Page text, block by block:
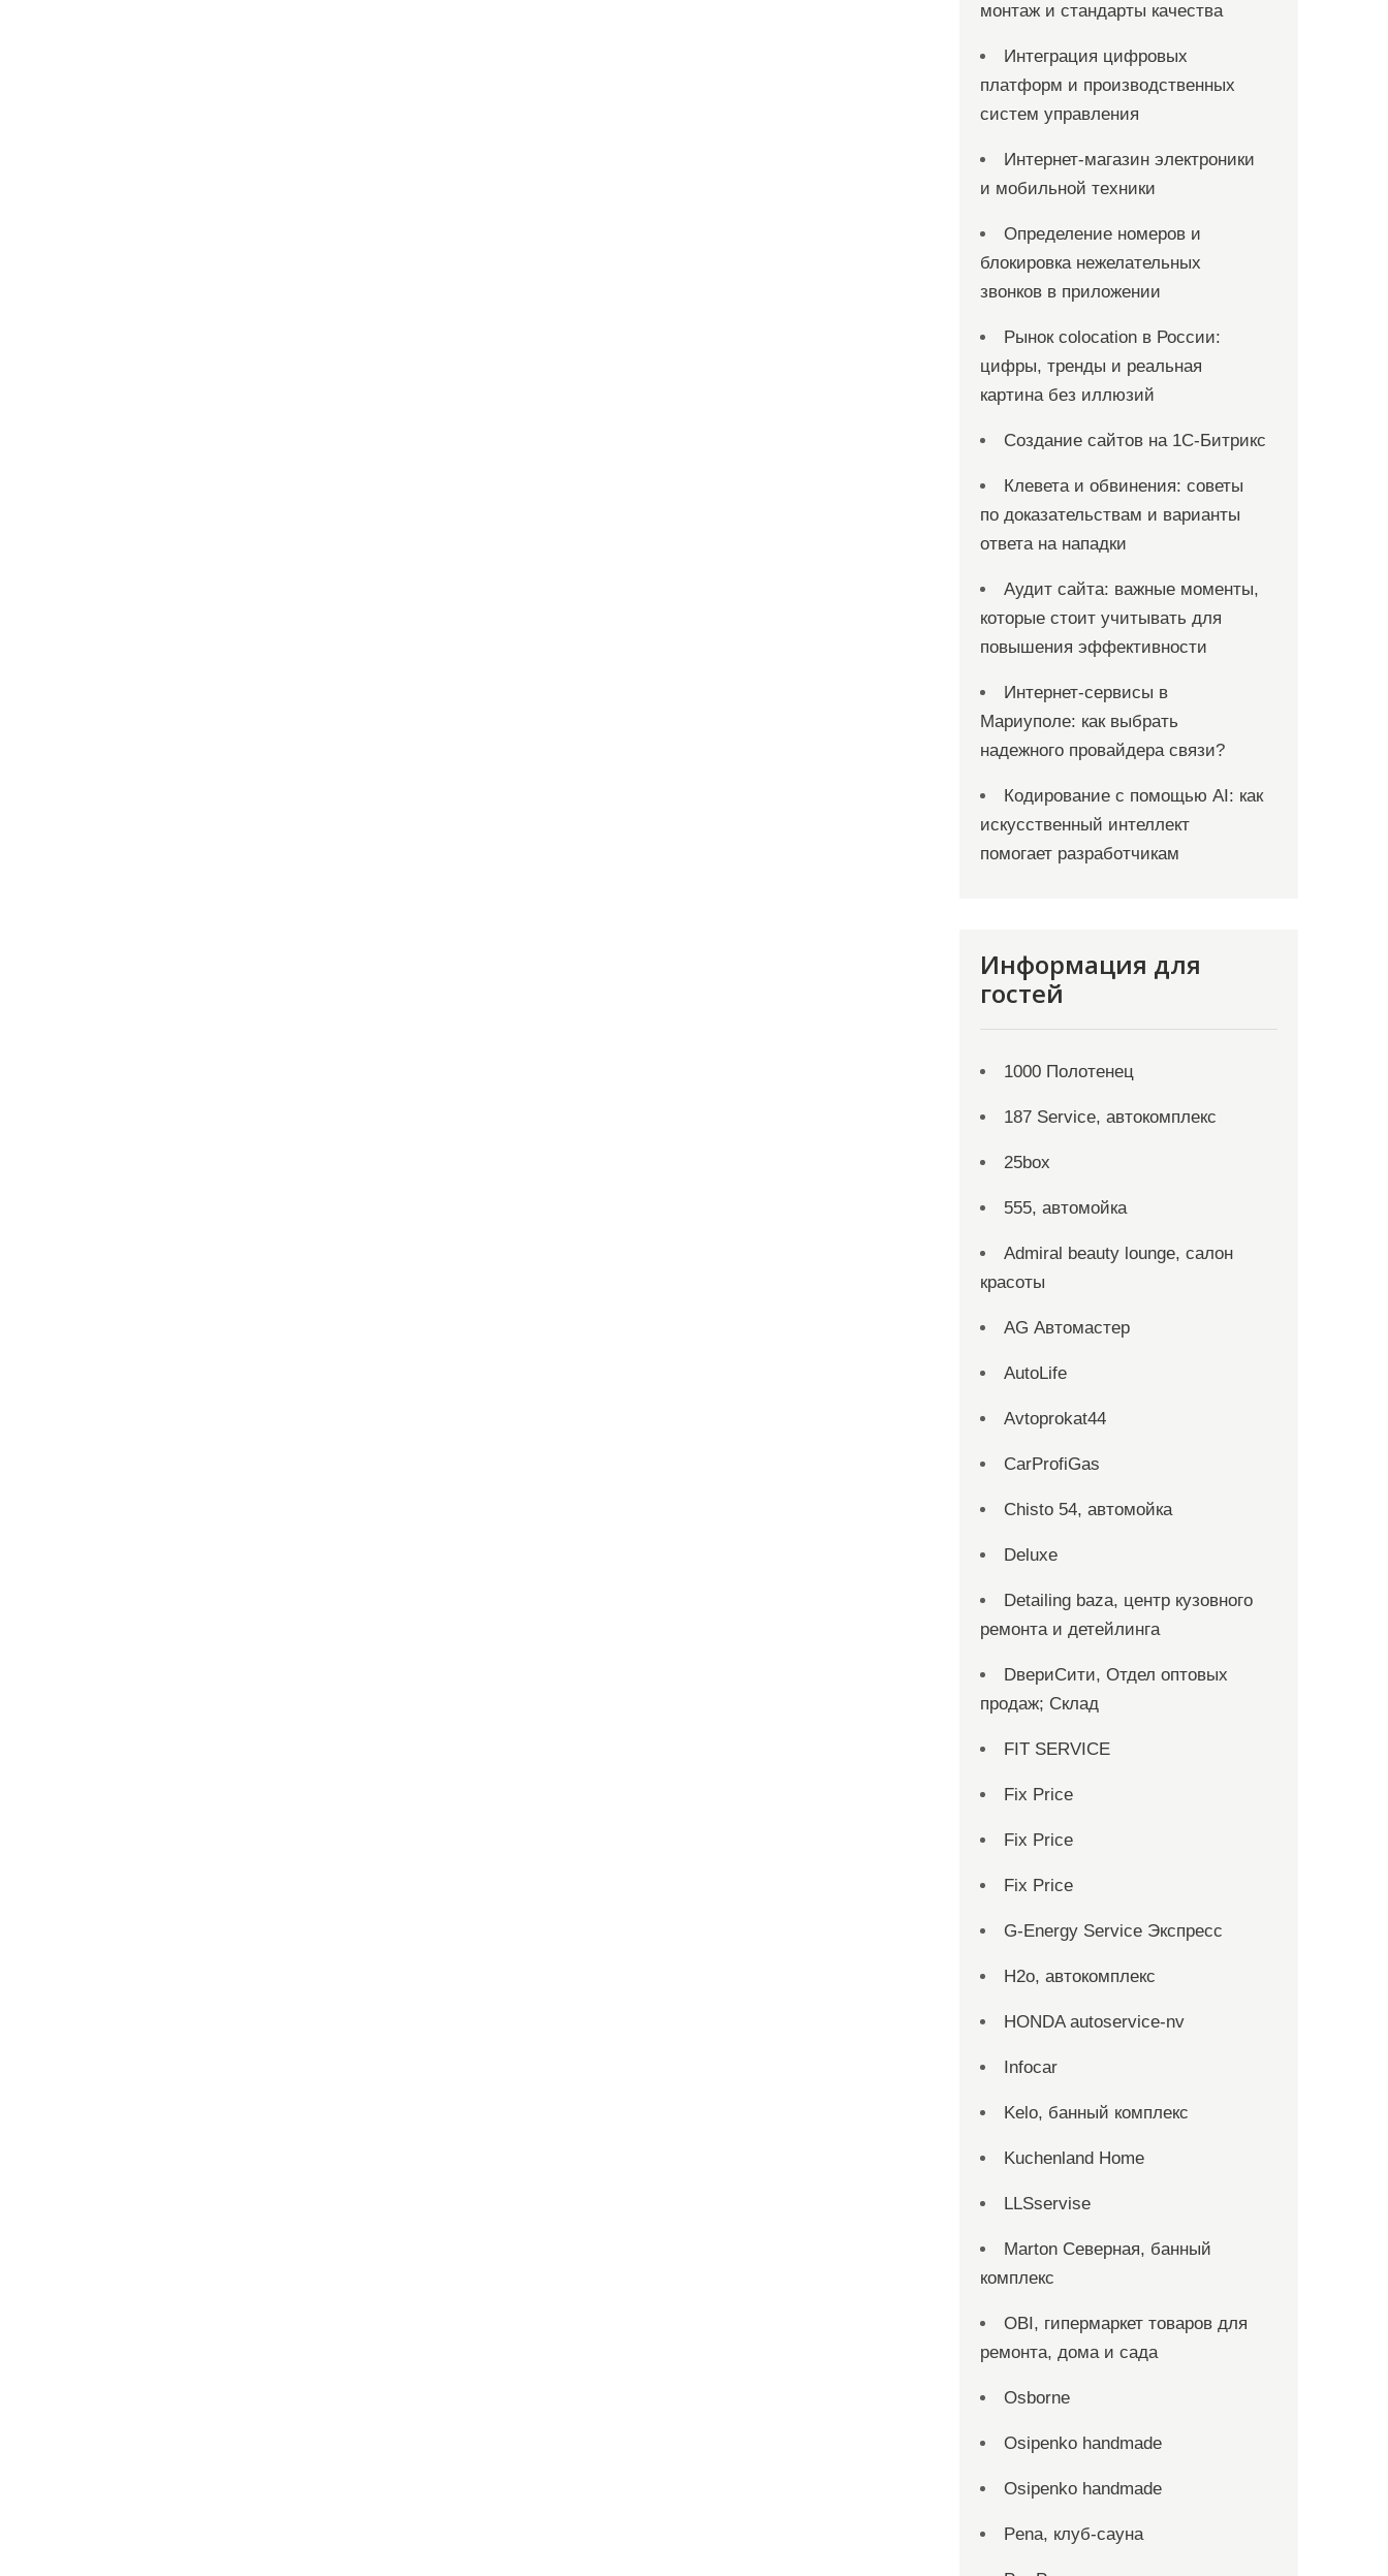
монтаж и стандарты качества
Интеграция цифровых
платформ и производственных
систем управления
Интернет-магазин электроники
и мобильной техники
Определение номеров и
блокировка нежелательных
звонков в приложении
Рынок colocation в России:
цифры, тренды и реальная
картина без иллюзий
Создание сайтов на 1С-Битрикс
Клевета и обвинения: советы
по доказательствам и варианты
ответа на нападки
Аудит сайта: важные моменты,
которые стоит учитывать для
повышения эффективности
Интернет-сервисы в
Мариуполе: как выбрать
надежного провайдера связи?
Кодирование с помощью AI: как
искусственный интеллект
помогает разработчикам
Информация для
гостей
1000 Полотенец
187 Service, автокомплекс
25box
555, автомойка
Admiral beauty lounge, салон
красоты
AG Автомастер
AutoLife
Avtoprokat44
CarProfiGas
Chisto 54, автомойка
Deluxe
Detailing baza, центр кузовного
ремонта и детейлинга
DвериСити, Отдел оптовых
продаж; Склад
FIT SERVICE
Fix Price
Fix Price
Fix Price
G-Energy Service Экспресс
H2о, автокомплекс
HONDA autoservice-nv
Infocar
Kelo, банный комплекс
Kuchenland Home
LLSservise
Marton Северная, банный
комплекс
OBI, гипермаркет товаров для
ремонта, дома и сада
Osborne
Osipenko handmade
Osipenko handmade
Pena, клуб-сауна